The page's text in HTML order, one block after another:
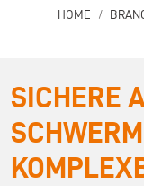
HOME
SICHERE